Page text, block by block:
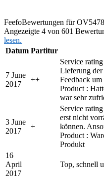
FeefoBewertungen für
Angezeigte 4 von 601
lesen.
Datum Partitur
7 June
2017
++
Service
Lieferung der
Feedback
Product :
war sehr
3 June
2017
+
Service
erst nicht
können.
Product :
Produkt
16
April
2017
Top, schnell